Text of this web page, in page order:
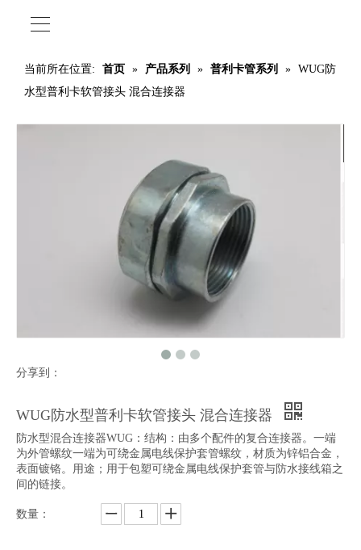
当前所在位置: 首页 » 产品系列 » 普利卡管系列 » WUG防
水型普利卡软管接头 混合连接器
分享到：
WUG防水型普利卡软管接头 混合连接器
防水型混合连接器WUG：结构：由多个配件的复合连接器。一端
为外管螺纹一端为可绕金属电线保护套管螺纹，材质为锌铝合金，
表面镀铬。用途；用于包塑可绕金属电线保护套管与防水接线箱之
间的链接。
数量：